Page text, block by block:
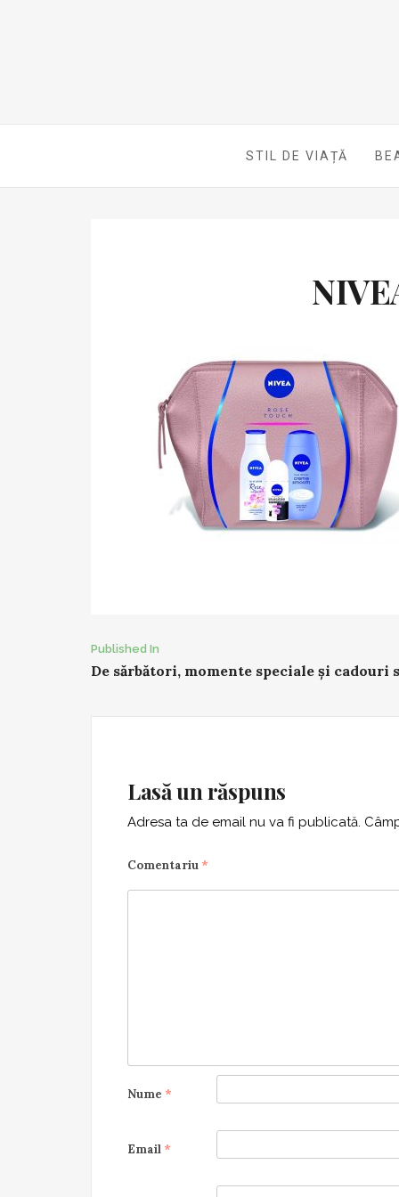
STIL DE VIAȚĂ
Post
navigation
Published In
De sărbători, momente speciale și cadouri
Lasă un răspuns
Adresa ta de email nu va fi publicată.
Comentariu *
Nume *
Email *